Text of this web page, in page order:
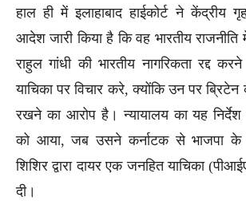
हाल ही में इलाहाबाद हाईकोर्ट ने केंद्रीय
आदेश जारी किया है कि वह भारतीय
राहुल गांधी की भारतीय नागरिकता रद्द
याचिका पर विचार करे, क्योंकि उन पर ब्रिटेन
रखने का आरोप है। न्यायालय का यह निर्देश
को आया, जब उसने कर्नाटक से भाजपा के
शिशिर द्वारा दायर एक जनहित याचिका
दी।